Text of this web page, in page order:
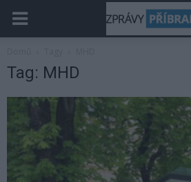
Tag: MHD